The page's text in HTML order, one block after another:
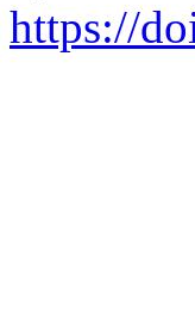
https://